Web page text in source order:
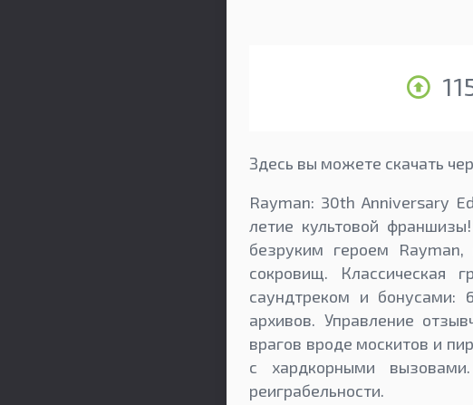
Здесь вы можете скачать
Rayman: 30th Anniversary
летие культовой
безруким героем
сокровищ.
саундтреком и бонусами:
архивов. Управление
врагов вроде москитов и
с хардкорными
реиграбельности.